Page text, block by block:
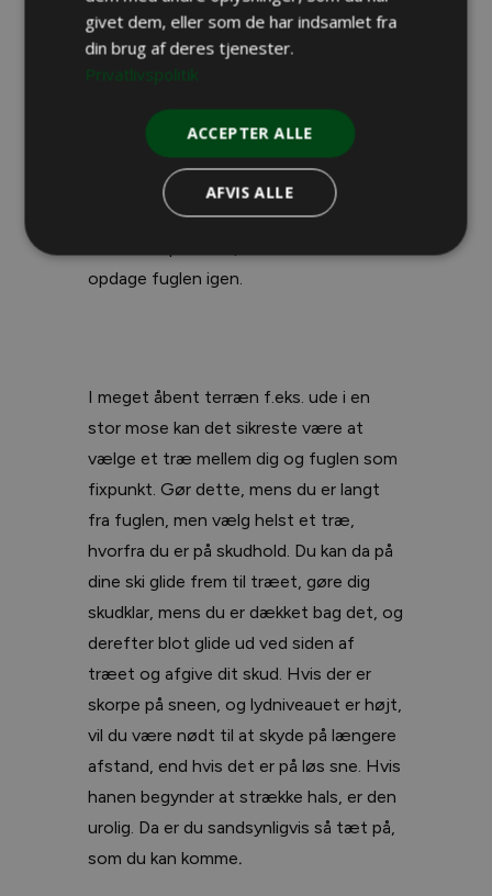
skovterræn, er det en god idé at udse
dig et godt skudsted og derefter
terrænet som muligt. Men i tæt og
snefuldt terræn er det oftest værd at
løbe den risiko, der er ved en forsigtig
synskontakt nu og da, så at du ikke
opdage fuglen igen.
I meget åbent terræn f.eks. ude i en
stor mose kan det sikreste være at
vælge et træ mellem dig og fuglen som
fixpunkt. Gør dette, mens du er langt
fra fuglen, men vælg helst et træ,
hvorfra du er på skudhold. Du kan da på
dine ski glide frem til træet, gøre dig
skudklar, mens du er dækket bag det, og
derefter blot glide ud ved siden af
træet og afgive dit skud. Hvis der er
skorpe på sneen, og lydniveauet er højt,
vil du være nødt til at skyde på længere
afstand, end hvis det er på løs sne. Hvis
hanen begynder at strække hals, er den
urolig. Da er du sandsynligvis så tæt på,
som du kan komme.
givet dem, eller som de har indsamlet fra
din brug af deres tjenester.
Privatlivspolitik
ACCEPTER ALLE
AFVIS ALLE